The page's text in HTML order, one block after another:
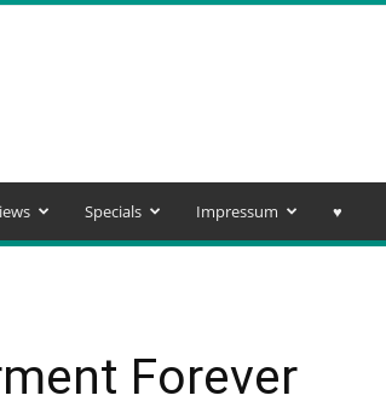
Specials Impressum ♥️
Forever